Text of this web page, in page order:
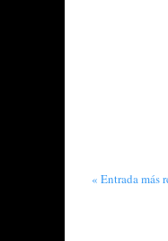
« Entrada más